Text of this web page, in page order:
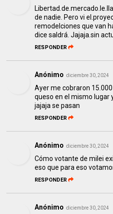
de nadie. Pero vi
remodelciones que van
dice saldrá. Jajaja.sin
RESPONDER
Anónimo diciembre 30, 2024
Ayer me cobraron
queso en el mismo lugar
jajaja se pasan
RESPONDER
Anónimo diciembre 30, 2024
Cómo votante de milei
eso que para eso
RESPONDER
Anónimo diciembre 30, 2024